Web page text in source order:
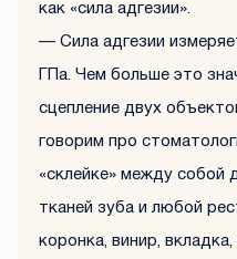
как «сила адгезии».
— Сила адгезии
ГПа. Чем больше это
сцепление двух
говорим про
«склейке» между собой
тканей зуба и любой
коронка, винир,